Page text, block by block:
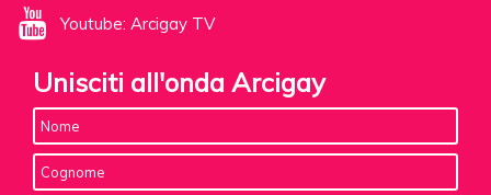
Youtube: Arcigay TV
Unisciti all'onda Arcigay